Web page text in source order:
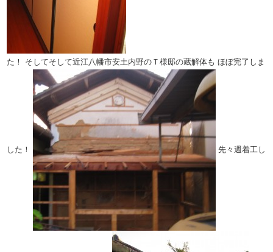
た！ そしてそして近江八幡市安土内野のＴ様邸の蔵解体も ほぼ完了しま
した！ 先々週着工し